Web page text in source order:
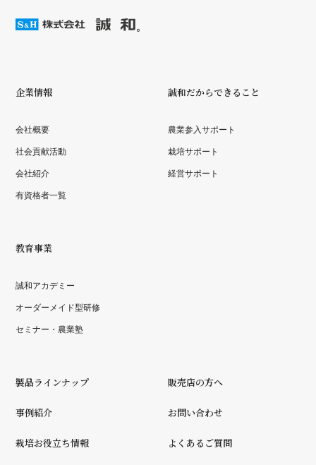
企業情報
会社概要
社会貢献活動
会社紹介
有資格者一覧
誠和だからできること
農業参入サポート
栽培サポート
経営サポート
教育事業
誠和アカデミー
オーダーメイド型研修
セミナー・農業塾
製品ラインナップ
事例紹介
栽培お役立ち情報
販売店の方へ
お問い合わせ
よくあるご質問